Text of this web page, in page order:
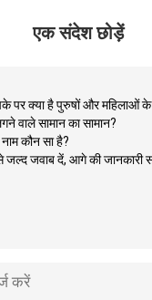
एक संदेश छोड़ें
और देखो
पुरुषों और महिलाओं के
शीतल हाथ लगने वाले
जारी रखें